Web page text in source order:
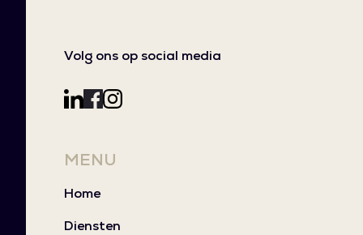
Volg ons op social media
MENU
Home
Diensten